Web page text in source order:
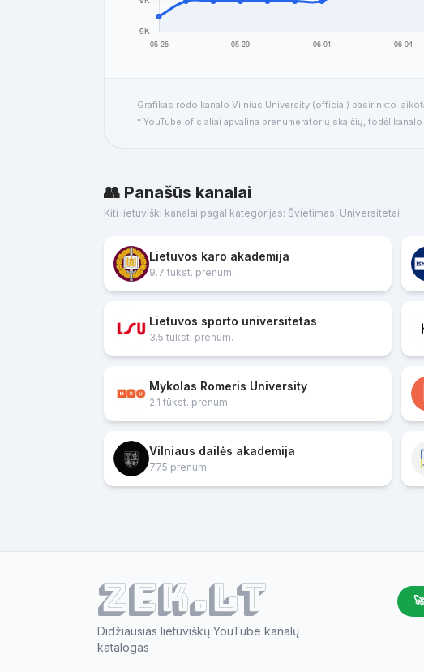
Grafikas rodo kanalo Vilnius University (official) pasirinkto
* YouTube oficialiai apvalina prenumeratorių skaičių, todėl
👥 Panašūs kanalai
Kiti lietuviški kanalai pagal kategorijas: Švietimas, Universitetai
Lietuvos karo akademija
9.7 tūkst. prenum.
Lietuvos sporto universitetas
3.5 tūkst. prenum.
Mykolas Romeris University
2.1 tūkst. prenum.
Vilniaus dailės akademija
775 prenum.
ZEK.lt
Didžiausias lietuviškų YouTube kanalų
katalogas